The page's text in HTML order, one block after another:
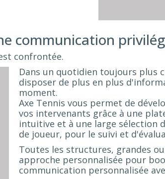
communication
confrontée.
Dans un quotidien toujours plus
disposer de plus en plus
moment.
Axe Tennis vous permet de
vos intervenants grâce à une
intuitive et à une large sélection
de joueur, pour le suivi et
Toutes les structures, grandes
approche personnalisée pour
communication personnalisée